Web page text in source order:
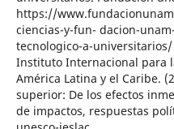
https://
ciencias-y-fun- dacion-
tecnologico-a-universitarios/
Instituto Internacional para
América Latina y el Caribe.
superior: De los efectos
de impactos, respuestas